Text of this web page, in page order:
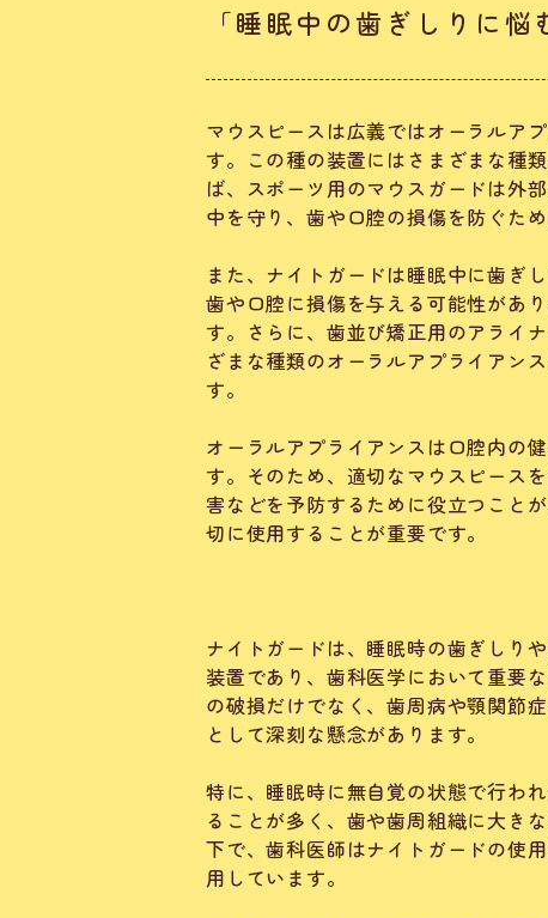
「睡眠中の歯ぎしりに
マウスピースは広義ではオーラルア
す。この種の装置にはさまざまな種
ば、スポーツ用のマウスガードは外
中を守り、歯や口腔の損傷を防ぐた
また、ナイトガードは睡眠中に歯ぎ
歯や口腔に損傷を与える可能性があ
す。さらに、歯並び矯正用のアライ
ざまな種類のオーラルアプライアン
す。
オーラルアプライアンスは口腔内の
す。そのため、適切なマウスピース
害などを予防するために役立つこと
切に使用することが重要です。
ナイトガードは、睡眠時の歯ぎしり
装置であり、歯科医学において重要
の破損だけでなく、歯周病や顎関節
として深刻な懸念があります。
特に、睡眠時に無自覚の状態で行わ
ることが多く、歯や歯周組織に大き
下で、歯科医師はナイトガードの使
用しています。